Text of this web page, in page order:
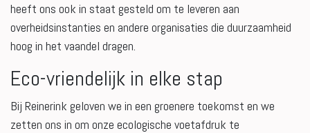
heeft ons ook in staat gesteld om te leveren aan
overheidsinstanties en andere organisaties die duurzaamheid
hoog in het vaandel dragen.
Eco-vriendelijk in elke stap
Bij Reinerink geloven we in een groenere toekomst en we
zetten ons in om onze ecologische voetafdruk te